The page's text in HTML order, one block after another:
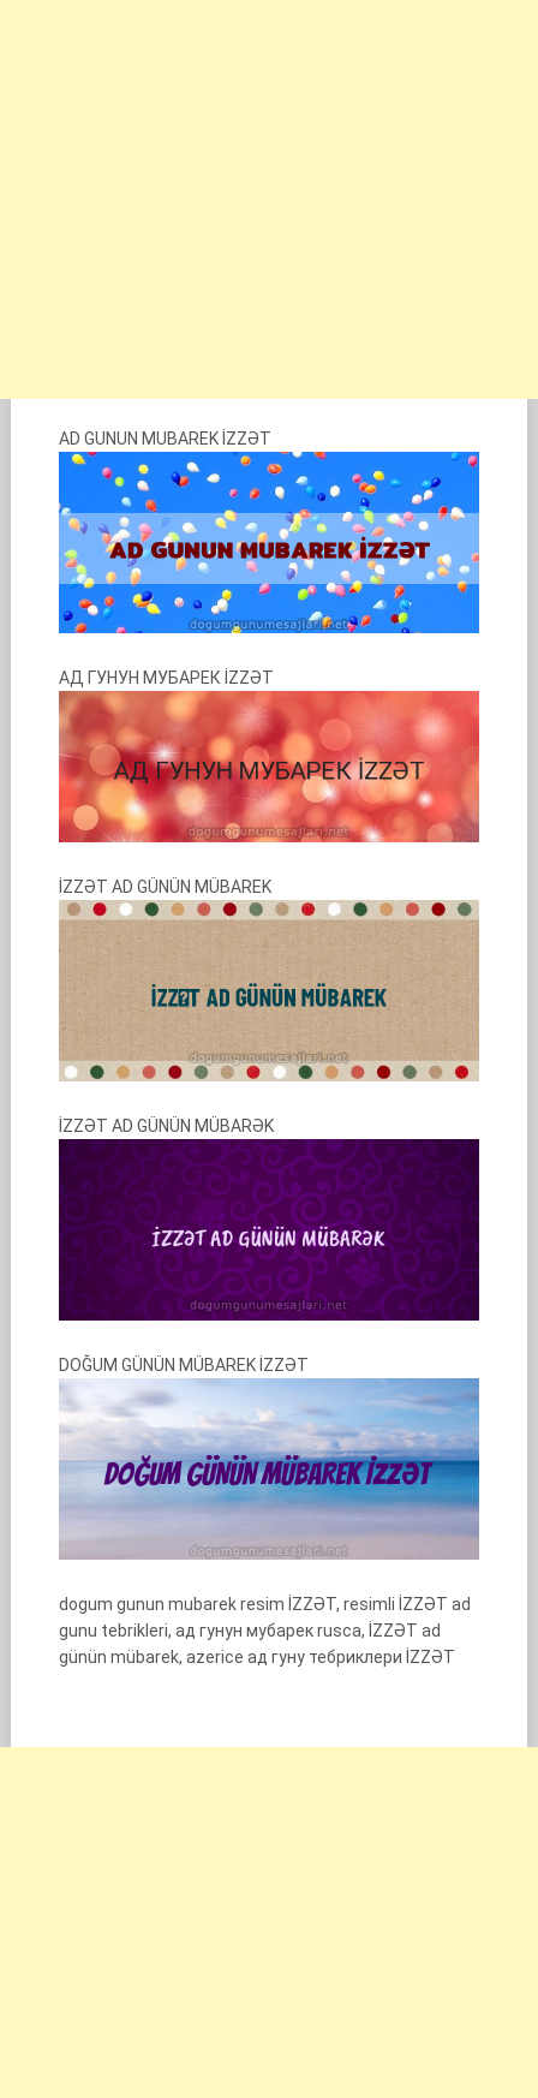
AD GUNUN MUBAREK İZZƏT
АД ГУНУН МУБАРЕК İZZƏT
İZZƏT AD GÜNÜN MÜBAREK
İZZƏT AD GÜNÜN MÜBARƏK
DOĞUM GÜNÜN MÜBAREK İZZƏT
dogum gunun mubarek resim İZZƏT, resimli İZZƏT ad
gunu tebrikleri, ад гунун мубарек rusca, İZZƏT ad
günün mübarek, azerice ад гуну тебриклери İZZƏT